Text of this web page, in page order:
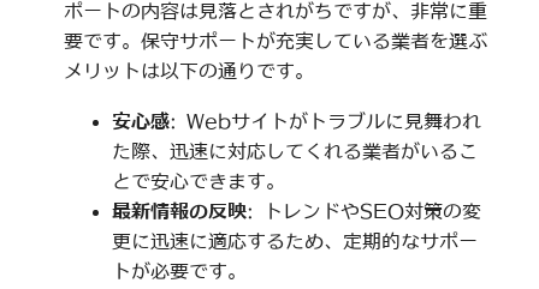
ポートの内容は見落とされがちですが、非常に重
要です。保守サポートが充実している業者を選ぶ
メリットは以下の通りです。
安心感: Webサイトがトラブルに見舞われ
た際、迅速に対応してくれる業者がいるこ
とで安心できます。
最新情報の反映: トレンドやSEO対策の変
更に迅速に適応するため、定期的なサポー
トが必要です。